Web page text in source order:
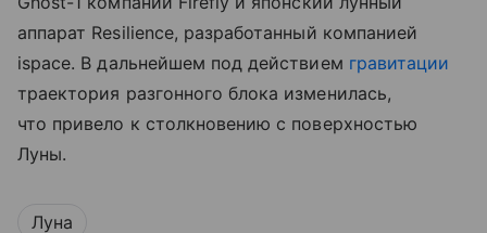
аппарат Resilience, разработанный компанией
ispace. В дальнейшем под действием гравитации
траектория разгонного блока изменилась,
что привело к столкновению с поверхностью
Луны.
Луна